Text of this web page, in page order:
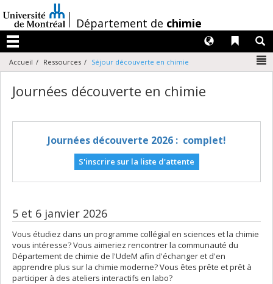
au
contenu
/Département de chimie
Menu
Liens
Langues
Accueil Ressources Séjour découverte en chimie
Journées découverte en chimie
Journées découverte 2026 : complet!
S'inscrire sur la liste d'attente
5 et 6 janvier 2026
Vous étudiez dans un programme collégial en sciences et la chimie
vous intéresse? Vous aimeriez rencontrer la communauté du
Département de chimie de l'UdeM afin d'échanger et d'en
apprendre plus sur la chimie moderne? Vous êtes prête et prêt à
participer à des ateliers interactifs en labo?